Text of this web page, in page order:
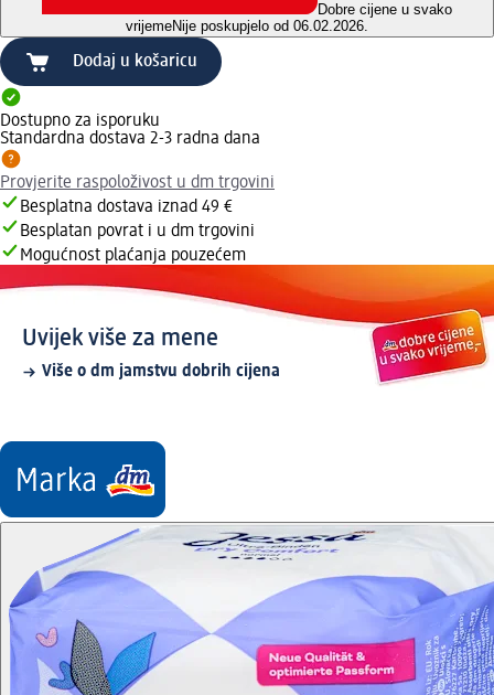
Dobre cijene u svako
vrijemeNije poskupjelo od 06.02.2026.
Dodaj u košaricu
Dostupno za isporuku
Standardna dostava 2-3 radna dana
Provjerite raspoloživost u dm trgovini
Besplatna dostava iznad 49 €
Besplatan povrat i u dm trgovini
Mogućnost plaćanja pouzećem
Uvijek više za mene
Više o dm jamstvu dobrih cijena